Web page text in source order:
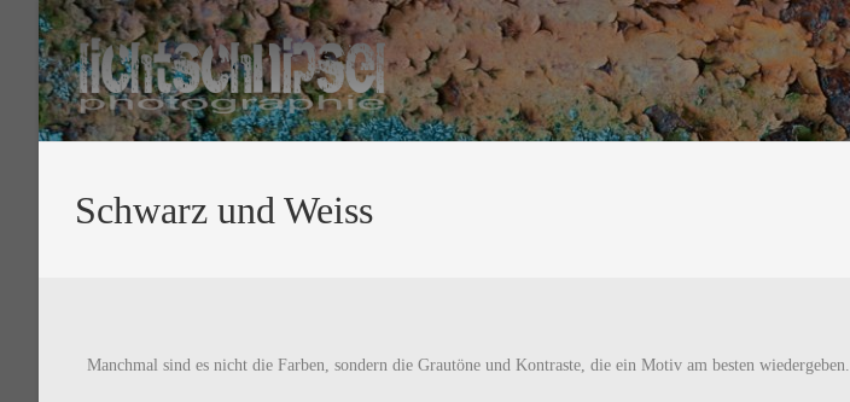
Schwarz und Weiss
Manchmal sind es nicht die Farben, sondern die Grautöne und Kontraste, die ein Motiv am besten wiedergeben.